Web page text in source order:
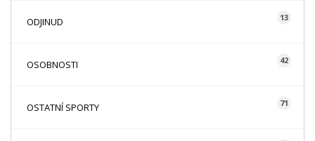
ODJINUD 13
OSOBNOSTI 42
OSTATNÍ SPORTY 71